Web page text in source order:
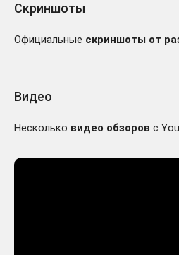
Скриншоты
Официальные скриншоты от
Видео
Несколько видео обзоров с